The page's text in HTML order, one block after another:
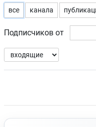
все канала
Подписчиков от
Нет